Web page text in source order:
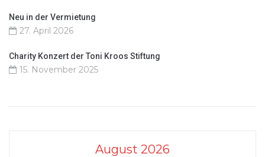
Neu in der Vermietung
27. April 2026
Charity Konzert der Toni Kroos Stiftung
15. November 2025
August 2026